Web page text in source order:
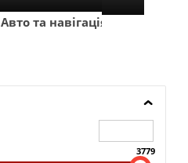
Авто та навігація
3779